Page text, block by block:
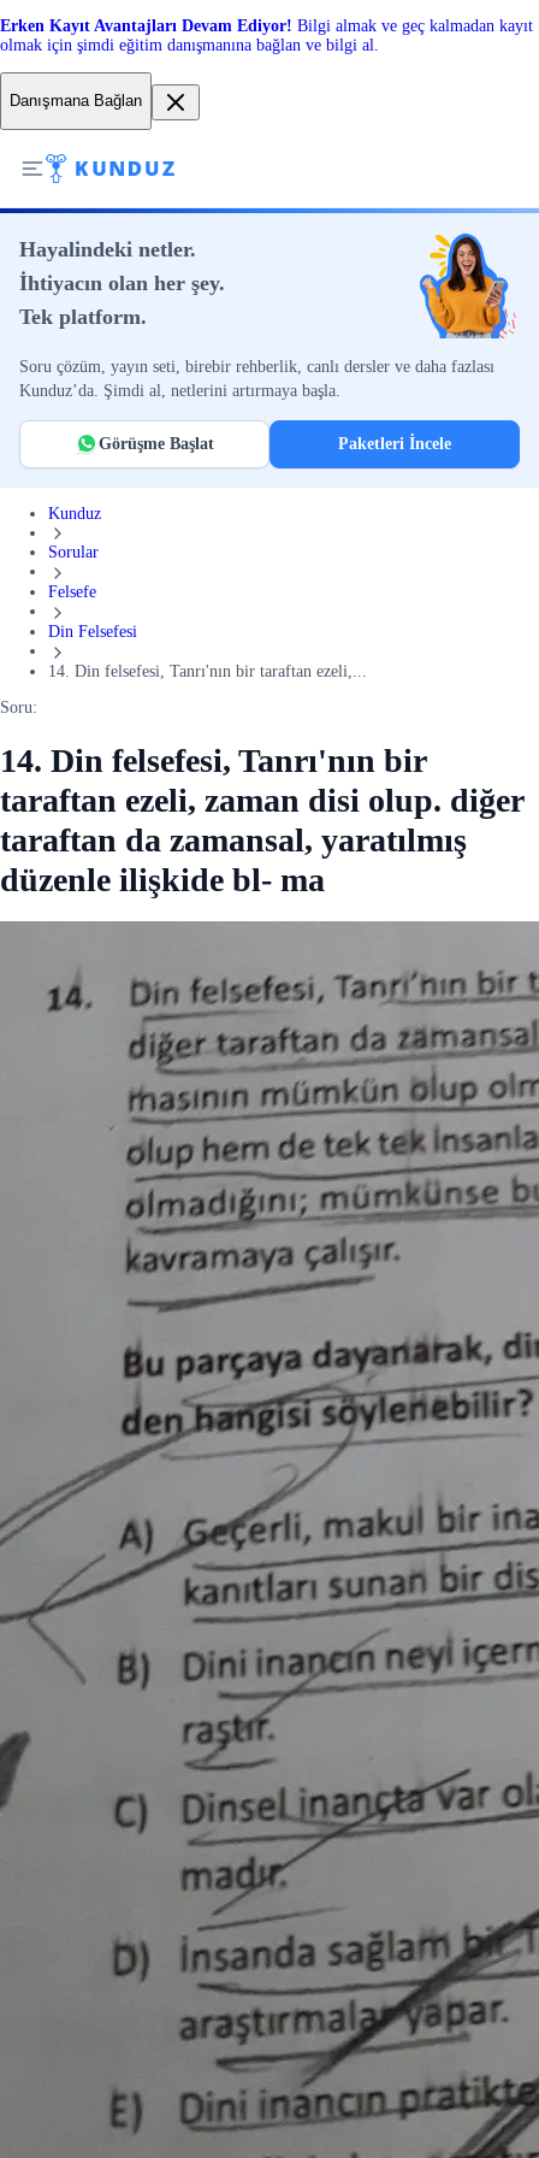
Erken Kayıt Avantajları Devam Ediyor! Bilgi almak ve geç kalmadan kayıt
olmak için şimdi eğitim danışmanına bağlan ve bilgi al.
Danışmana Bağlan
Hayalindeki netler.
İhtiyacın olan her şey.
Tek platform.
Soru çözüm, yayın seti, birebir rehberlik, canlı dersler ve daha fazlası
Kunduz’da. Şimdi al, netlerini artırmaya başla.
Görüşme Başlat Paketleri İncele
Kunduz
Sorular
Felsefe
Din Felsefesi
14. Din felsefesi, Tanrı'nın bir taraftan ezeli,...
Soru:
14. Din felsefesi, Tanrı'nın bir
taraftan ezeli, zaman disi olup. diğer
taraftan da zamansal, yaratılmış
düzenle ilişkide bl- ma